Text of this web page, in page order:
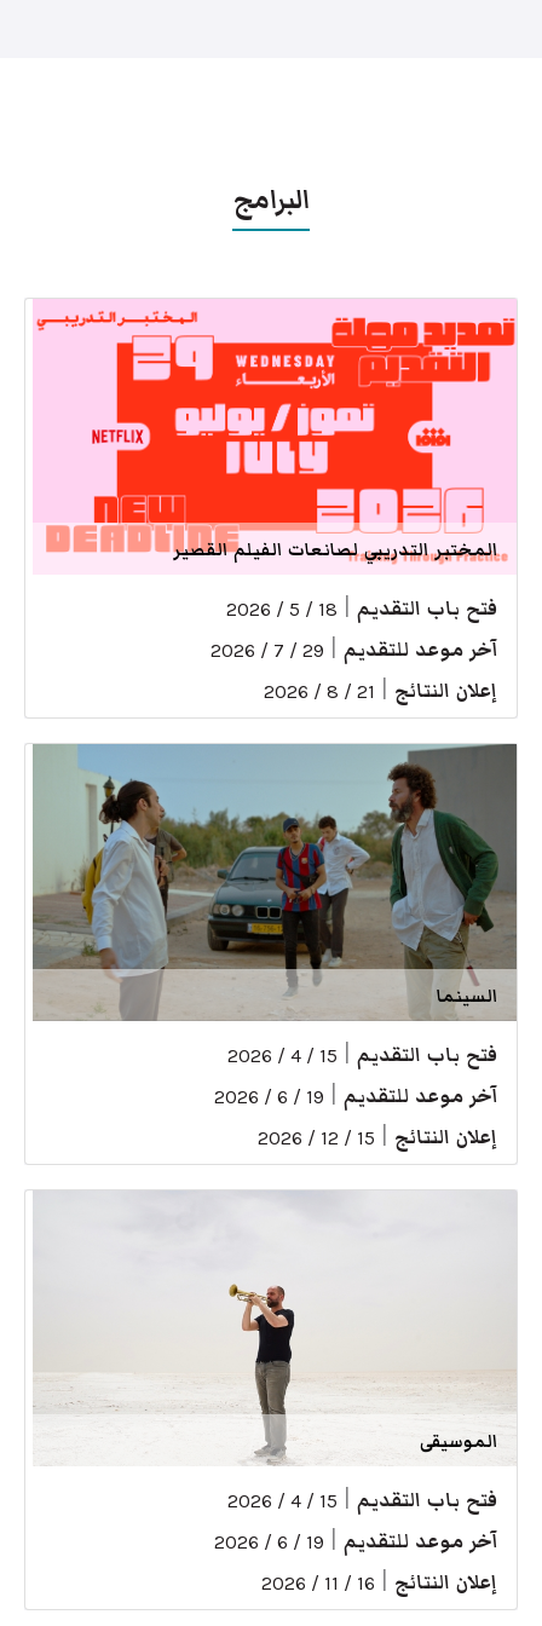
البرامج
المختبر التدريبي لصانعات الفيلم القصير
فتح باب التقديم 18 / 5 / 2026
آخر موعد للتقديم 29 / 7 / 2026
إعلان النتائج 21 / 8 / 2026
السينما
فتح باب التقديم 15 / 4 / 2026
آخر موعد للتقديم 19 / 6 / 2026
إعلان النتائج 15 / 12 / 2026
الموسيقى
فتح باب التقديم 15 / 4 / 2026
آخر موعد للتقديم 19 / 6 / 2026
إعلان النتائج 16 / 11 / 2026